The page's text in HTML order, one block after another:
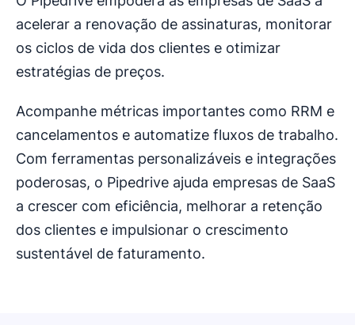
acelerar a renovação de assinaturas, monitorar
os ciclos de vida dos clientes e otimizar
estratégias de preços.
Acompanhe métricas importantes como RRM e
cancelamentos e automatize fluxos de trabalho.
Com ferramentas personalizáveis e integrações
poderosas, o Pipedrive ajuda empresas de SaaS
a crescer com eficiência, melhorar a retenção
dos clientes e impulsionar o crescimento
sustentável de faturamento.